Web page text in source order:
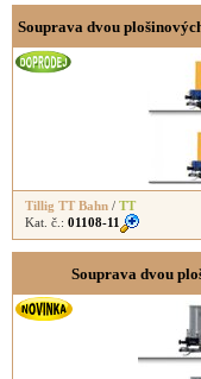
Tillig TT Bahn / TT
Kat. č.: 01108-11
Souprava dvou